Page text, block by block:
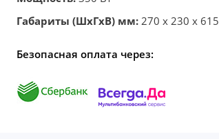
Габариты (ШхГхВ) мм: 270 x 230 x 615
Безопасная оплата через: